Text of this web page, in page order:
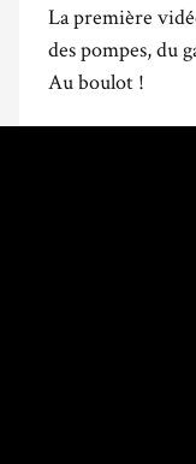
La première
des pompes, du
Au boulot !